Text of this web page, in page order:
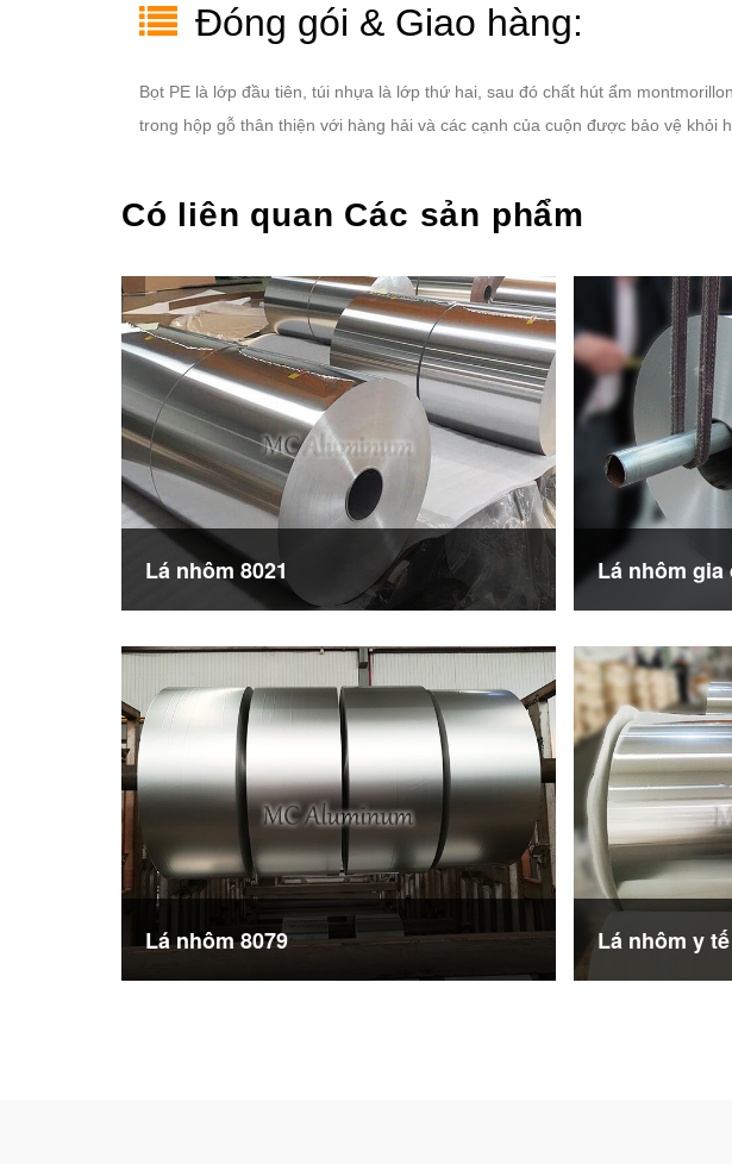
Đóng gói & Giao hàng:
Bọt PE là lớp đầu tiên, túi nhựa là lớp thứ hai, sau đó chất hút ẩm
trong hộp gỗ thân thiện với hàng hải và các cạnh của cuộn được bảo vệ khỏi
Có liên quan Các sản phẩm
Lá nhôm 8021 Lá nhôm gia
Lá nhôm 8079 Lá nhôm y tế